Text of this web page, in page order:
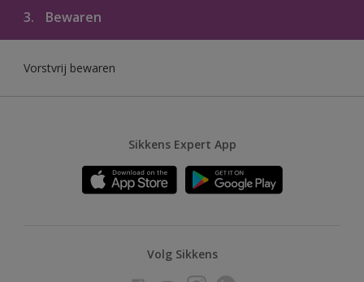
3. Bewaren
Vorstvrij bewaren
Sikkens Expert App
Volg Sikkens